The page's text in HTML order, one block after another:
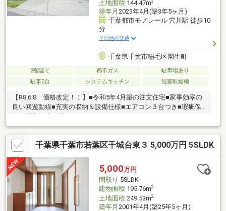
土地面積144.47m2
築年月 2023年4月(築3年5ヶ月)
千葉都市モノレール 穴川駅 徒歩10
分
その他の交通
千葉県千葉市稲毛区園生町
2階建て 都市ガス
駐車場あり
駐車2台
システムキッチン 浴室乾燥機
【R8.6.8 価格改定！！】■令和5年4月築の注文住宅■家事効率の
良い回遊動線■充実の収納＆設備仕様■エアコン３台つき■瑕疵保
千葉県千葉市若葉区千城台東３ 5,000万円 5SLDK
5,000万円
間取り 5SLDK
建物面積195.76m2
土地面積249.53m2
築年月 2001年4月(築25年5ヶ月)